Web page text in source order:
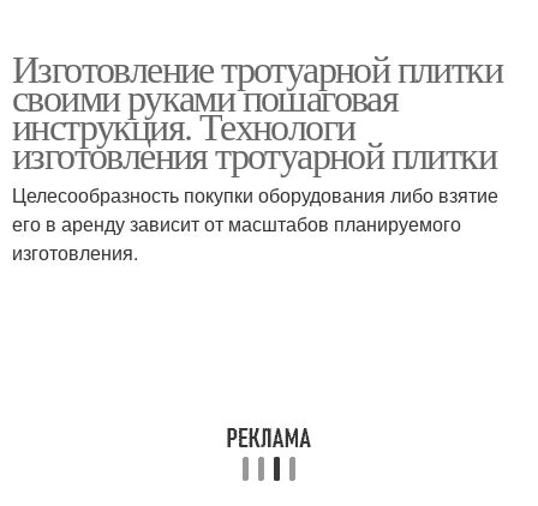
Изготовление тротуарной плитки
своими руками пошаговая
инструкция. Технологи
изготовления тротуарной плитки
Целесообразность покупки оборудования либо взятие
его в аренду зависит от масштабов планируемого
изготовления.